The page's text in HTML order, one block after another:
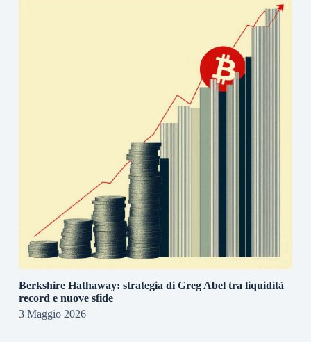
Berkshire Hathaway: strategia di Greg Abel tra liquidità
record e nuove sfide
3 Maggio 2026